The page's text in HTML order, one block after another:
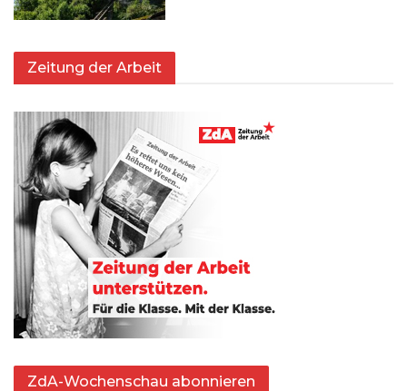
Zeitung der Arbeit
ZdA-Wochenschau abonnieren